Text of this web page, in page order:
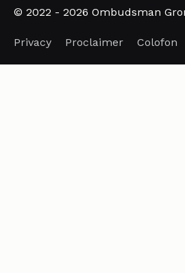
© 2022 - 2026 Ombudsman
Privacy Proclaimer Colofon